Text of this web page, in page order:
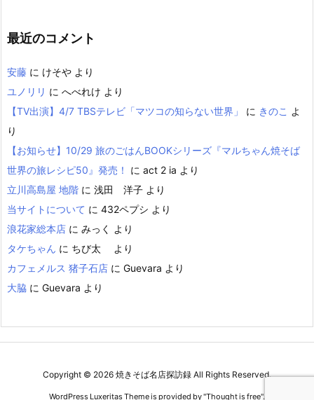
最近のコメント
安藤 に けそや より
ユノリリ に へべれけ より
【TV出演】4/7 TBSテレビ「マツコの知らない世界」
に きのこ よ
り
【お知らせ】10/29 旅のごはんBOOKシリーズ『マルちゃん焼そば
世界の旅レシピ50』発売！
に act 2 ia より
立川高島屋 地階 に 浅田 洋子 より
当サイトについて に 432ペプシ より
浪花家総本店 に みっく
より
タケちゃん に ちび太
より
カフェメルス 猪子石店 に Guevara より
大脇 に Guevara より
Copyright © 2026 焼きそば名店探訪録 All Rights Reserved.
WordPress Luxeritas Theme is provided by "Thought is free".